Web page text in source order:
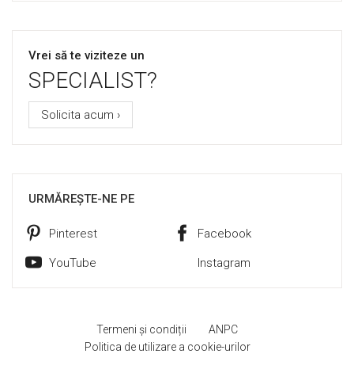
Vrei să te viziteze un
SPECIALIST?
Solicita acum ›
URMĂREȘTE-NE PE
Pinterest Facebook
YouTube Instagram
Termeni și condiții
ANPC
Politica de utilizare a cookie-urilor